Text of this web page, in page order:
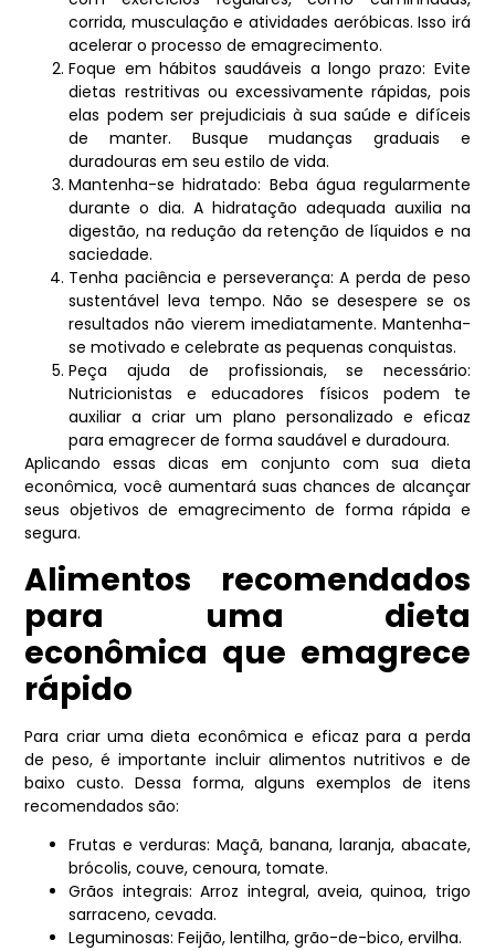
corrida, musculação e atividades aeróbicas. Isso irá
acelerar o processo de emagrecimento.
Foque em hábitos saudáveis a longo prazo: Evite
dietas restritivas ou excessivamente rápidas, pois
elas podem ser prejudiciais à sua saúde e difíceis
de manter. Busque mudanças graduais e
duradouras em seu estilo de vida.
Mantenha-se hidratado: Beba água regularmente
durante o dia. A hidratação adequada auxilia na
digestão, na redução da retenção de líquidos e na
saciedade.
Tenha paciência e perseverança: A perda de peso
sustentável leva tempo. Não se desespere se os
resultados não vierem imediatamente. Mantenha-
se motivado e celebrate as pequenas conquistas.
Peça ajuda de profissionais, se necessário:
Nutricionistas e educadores físicos podem te
auxiliar a criar um plano personalizado e eficaz
para emagrecer de forma saudável e duradoura.
Aplicando essas dicas em conjunto com sua dieta
econômica, você aumentará suas chances de alcançar
seus objetivos de emagrecimento de forma rápida e
segura.
Alimentos recomendados
para uma dieta
econômica que emagrece
rápido
Para criar uma dieta econômica e eficaz para a perda
de peso, é importante incluir alimentos nutritivos e de
baixo custo. Dessa forma, alguns exemplos de itens
recomendados são:
Frutas e verduras: Maçã, banana, laranja, abacate,
brócolis, couve, cenoura, tomate.
Grãos integrais: Arroz integral, aveia, quinoa, trigo
sarraceno, cevada.
Leguminosas: Feijão, lentilha, grão-de-bico, ervilha.